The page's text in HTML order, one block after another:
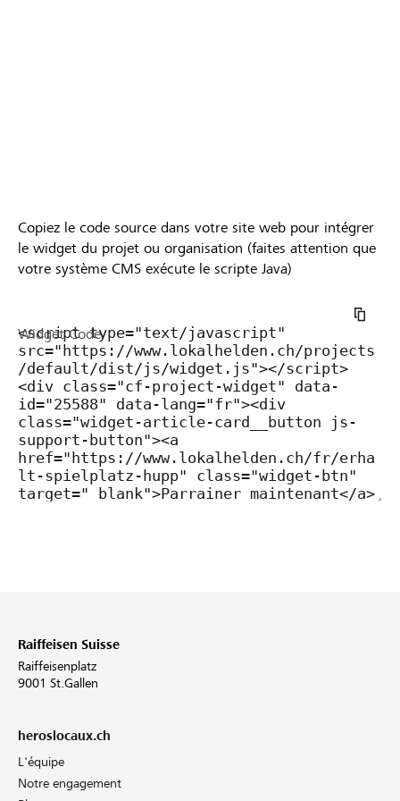
Copiez le code source dans votre site web pour intégrer
le widget du projet ou organisation (faites attention que
votre système CMS exécute le scripte Java)
Widget Code
Raiffeisen Suisse
Raiffeisenplatz
9001 St.Gallen
heroslocaux.ch
L'équipe
Notre engagement